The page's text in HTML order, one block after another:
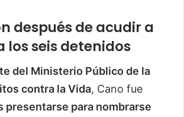
después de acudir a
los seis detenidos
del Ministerio Público de la
contra la Vida, Cano fue
presentarse para nombrarse